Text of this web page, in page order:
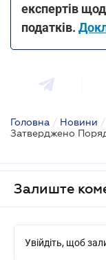
експертів
податків.
Головна / Новини /
Залиште
Увійдіть, щоб